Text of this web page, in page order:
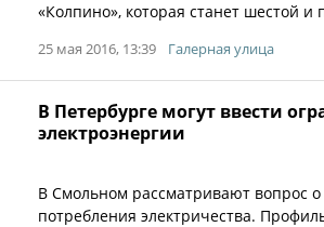
«Колпино», которая станет шестой и
25 мая 2016, 13:39 Галерная улица
В Петербурге могут ввести
электроэнергии
В Смольном рассматривают вопрос
потребления электричества.